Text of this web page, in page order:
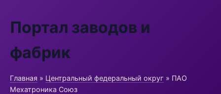
Портал заводов и
фабрик
Главная » Центральный федеральный округ » ПАО
Мехатроника Союз